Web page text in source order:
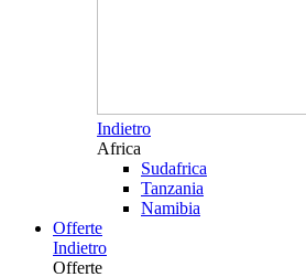
Indietro
Africa
Sudafrica
Tanzania
Namibia
Offerte
Indietro
Offerte